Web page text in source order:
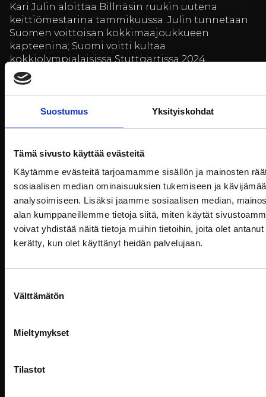
Suostumus Yksityiskohdat
Tämä sivusto käyttää evästeitä
Käytämme evästeitä tarjoamamme sisällön ja mainosten
sosiaalisen median ominaisuuksien tukemiseen ja
analysoimiseen. Lisäksi jaamme sosiaalisen median,
alan kumppaneillemme tietoja siitä, miten käytät
voivat yhdistää näitä tietoja muihin tietoihin, joita olet
kerätty, kun olet käyttänyt heidän palvelujaan.
valinta
Välttämätön
Mieltymykset
Tilastot
Kari Julin aloittaa Billnäsin ruukin uutena
keittiömestarina tammikuussa. Julin tunnetaan
Suomen voittoisan kokkimaajoukkueen
kapteenina; Suomi voitti kultaa
kokkiolympialaisissa Stuttgartissa 2024.
Joululahjaideat 2025
parhaat joululahjaideat!
“Sehän on kuin karkki”
Billnäsin ruukin uusin perusteellinen saneeraus,
Billnäsin Herraskartano – Herrgård, on nyt valmis.
kokouspaketit -30%
Varaa nyt ja säästä!